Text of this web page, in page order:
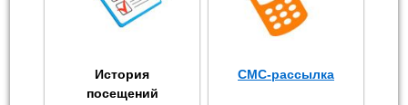
История
посещений
СМС-рассылка